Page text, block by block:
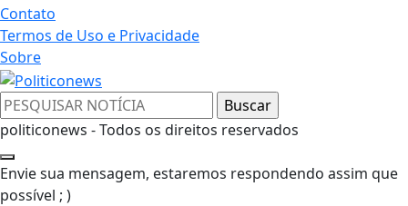
Contato
Termos de Uso e Privacidade
Sobre
politiconews - Todos os direitos reservados
Envie sua mensagem, estaremos respondendo assim que
possível ; )